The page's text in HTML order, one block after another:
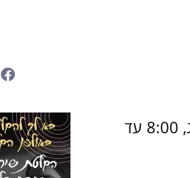
שעות פעילות: בימים ראשון עד חמישי החל מהשעה, 8:00 עד 18:00 שישי וערבי חג, 8:00 עד